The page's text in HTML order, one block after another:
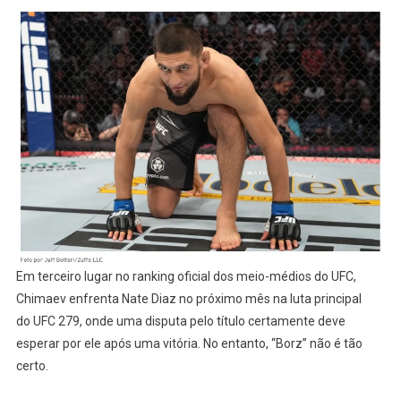
Em terceiro lugar no ranking oficial dos meio-médios do UFC,
Chimaev enfrenta Nate Diaz no próximo mês na luta principal
do UFC 279, onde uma disputa pelo título certamente deve
esperar por ele após uma vitória. No entanto, “Borz” não é tão
certo.